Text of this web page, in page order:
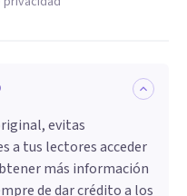
evitas
a tus lectores acceder
más información
de dar crédito a los